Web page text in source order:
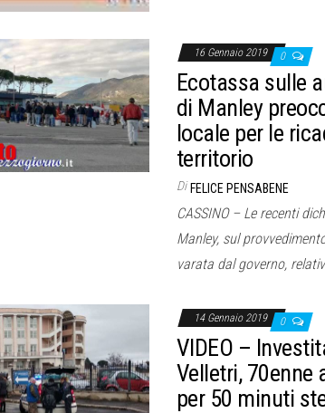
16 Gennaio 2019 0
Ecotassa sulle
di Manley
locale per le
territorio
Di FELICE PENSABENE
CASSINO – Le recenti
Manley, sul
varata dal governo,
14 Gennaio 2019 0
VIDEO –
Velletri, 70enne
per 50 minuti